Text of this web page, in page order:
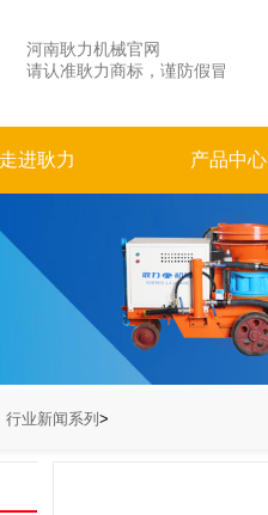
河南耿力机械官网
请认准耿力商标，谨防假冒
走进耿力 产品中心
行业新闻系列>